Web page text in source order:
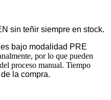
sin teñir siempre en stock.
bajo modalidad PRE
por lo que pueden
proceso manual. Tiempo
la compra.